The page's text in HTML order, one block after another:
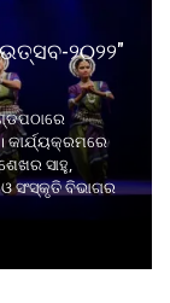
୨୦୨୨"
କାର୍ଯ୍ୟକ୍ରମରେ
ସାହୁ,
ସଂସ୍କୃତି ବିଭାଗର